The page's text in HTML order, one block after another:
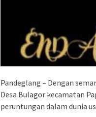
Pandeglang – Dengan
Desa Bulagor kecamatan
peruntungan dalam dunia